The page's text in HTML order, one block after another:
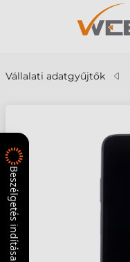
Vállalati adatgyűjtők
Beszélgetés indítása